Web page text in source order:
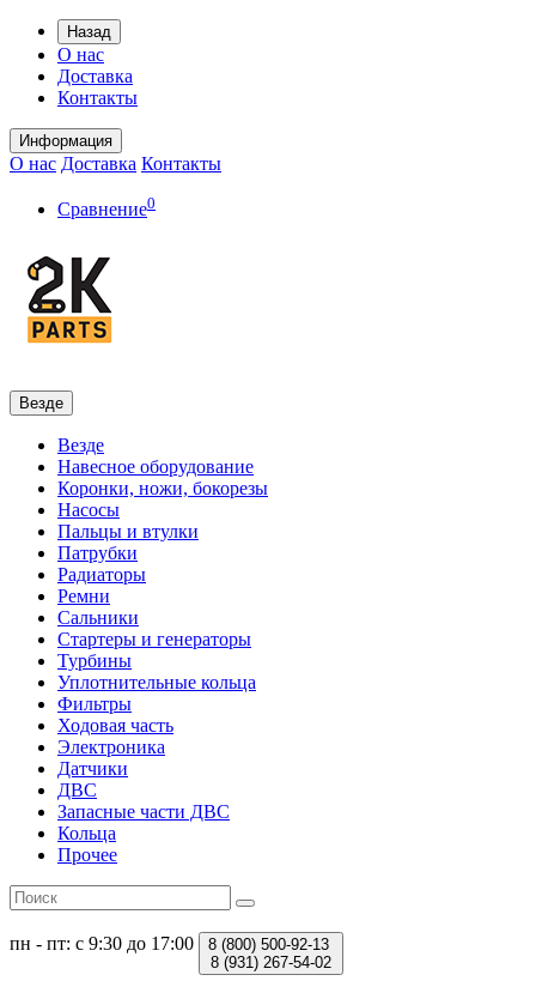
Назад
О нас
Доставка
Контакты
Информация
О нас Доставка Контакты
Сравнение0
Везде
Везде
Навесное оборудование
Коронки, ножи, бокорезы
Насосы
Пальцы и втулки
Патрубки
Радиаторы
Ремни
Сальники
Стартеры и генераторы
Турбины
Уплотнительные кольца
Фильтры
Ходовая часть
Электроника
Датчики
ДВС
Запасные части ДВС
Кольца
Прочее
пн - пт: с 9:30 до 17:00 8 (800) 500-92-13
8 (931) 267-54-02